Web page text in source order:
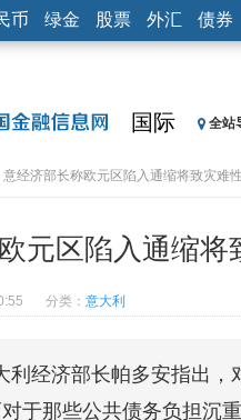
币 绿金 股票 外汇 债券
国际 全站
意经济部长称欧元区陷入通缩将致灾难
元区陷入通缩将
分类： 意大利
利经济部长帕多安指出，
于那些公共债务负担沉